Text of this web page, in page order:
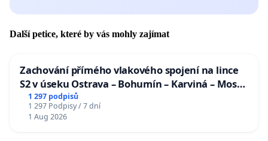
Další petice, které by vás mohly zajímat
Zachování přímého vlakového spojení na lince
S2 v úseku Ostrava – Bohumín – Karviná – Mosty
u Jablunkova
1 297 podpisů
1 297 Podpisy / 7 dní
1 Aug 2026